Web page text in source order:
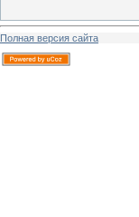
Полная версия сайта